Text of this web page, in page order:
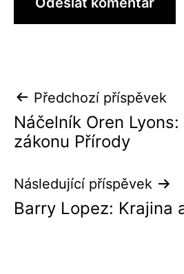
Navigace
pro
příspěvek
Předchozí příspěvek
Náčelník Oren
zákonu Přírody
Následující příspěvek
Barry Lopez: Krajina